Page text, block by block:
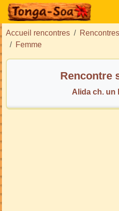
Accueil rencontres Rencontres
Femme
Rencontre
Alida ch. un